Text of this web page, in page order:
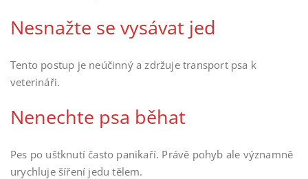
Nesnažte se vysávat jed
Tento postup je neúčinný a zdržuje transport psa k
veterináři.
Nenechte psa běhat
Pes po uštknutí často panikaří. Právě pohyb ale významně
urychluje šíření jedu tělem.